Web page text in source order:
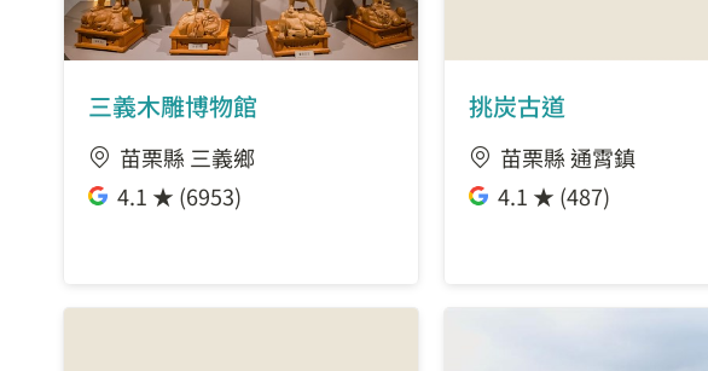
三義木雕博物館
苗栗縣 三義鄉
4.1 ★ (6953)
挑炭古道
苗栗縣 通霄鎮
4.1 ★ (487)